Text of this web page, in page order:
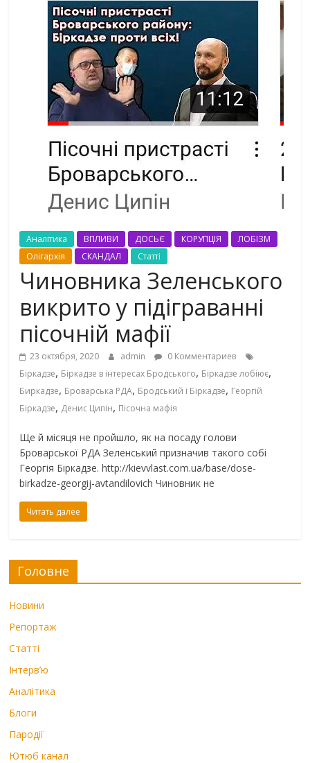
Аналітика ВПЛИВИ ДОСЬЄ КОРУПЦІЯ
ЛОБІЗМ
Олігархія
СКАНДАЛ Статті
Чиновника Зеленського
викрито у підіграванні
пісочній мафії
23 октября, 2020 admin
0 Комментариев
Біркадзе, Біркадзе в інтересах Бродського, Біркадзе лобіює,
Биркадзе, Броварська РДА, Бродський і Біркадзе, Георгій
Біркадзе, Денис Ципін, Пісочна мафія
Ще й місяця не пройшло, як на посаду голови
Броварської РДА Зеленський призначив такого собі
Георгія Біркадзе. http://kievvlast.com.ua/base/dose-
birkadze-georgij-avtandilovich Чиновник не
Читать далее
Головне
Новини
Репортаж
Статті
Інтерв’ю
Аналітика
Блоги
Пародії
Ютюб канал